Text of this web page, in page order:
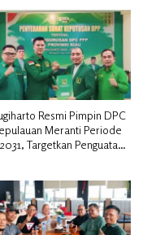
Resmi Pimpin DPC
Meranti Periode
Targetkan Penguatan